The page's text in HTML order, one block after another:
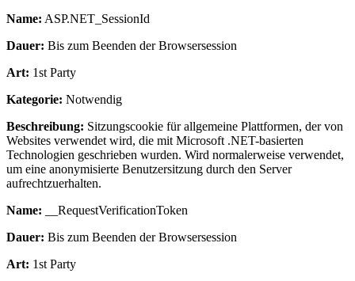
Name: ASP.NET_SessionId
Dauer: Bis zum Beenden der Browsersession
Art: 1st Party
Kategorie: Notwendig
Beschreibung: Sitzungscookie für allgemeine Plattformen, der von
Websites verwendet wird, die mit Microsoft .NET-basierten
Technologien geschrieben wurden. Wird normalerweise verwendet,
um eine anonymisierte Benutzersitzung durch den Server
aufrechtzuerhalten.
Name: __RequestVerificationToken
Dauer: Bis zum Beenden der Browsersession
Art: 1st Party